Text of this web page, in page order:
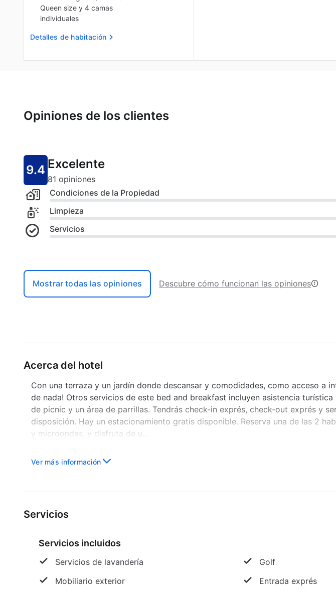
Queen size y 4 camas
individuales
Detalles de habitación
Opiniones de los clientes
9.4 Excelente
81 opiniones
Condiciones de la Propiedad
Limpieza
Servicios
Mostrar todas las opiniones Descubre cómo funcionan las opiniones
Acerca del hotel
Con una terraza y un jardín donde descansar y comodidades, como acceso a
de nada! Otros servicios de este bed and breakfast incluyen asistencia
de picnic y un área de parrillas. Tendrás check-in exprés, check-out exprés y
disposición. Hay un estacionamiento gratis disponible. Reserva una de las 2
y microondas, y disfruta de u...
Ver más información
Servicios
Servicios incluidos
Servicios de lavandería Golf
Mobiliario exterior
Entrada exprés